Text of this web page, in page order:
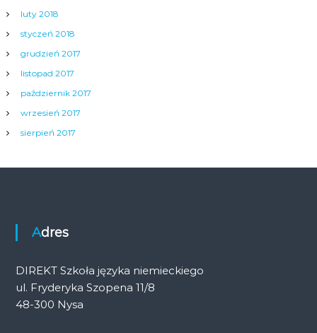
luty 2018
styczeń 2018
grudzień 2017
listopad 2017
październik 2017
wrzesień 2017
sierpień 2017
Adres
DIREKT Szkoła języka niemieckiego
ul. Fryderyka Szopena 11/8
48-300 Nysa